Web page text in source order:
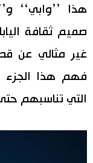
هذا ’’وابي‘‘
صميم ثقافة
غير مثالي عن
فهم هذا الجزء
التي تناسبهم حتى